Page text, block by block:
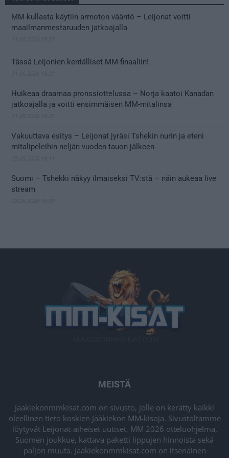
MM-kullasta käytiin armoton vääntö – Leijonat voitti
maailmanmestaruuden jatkoajalla
Tässä Leijonien kentälliset MM-finaaliin!
Huikeaa draamaa pronssiottelussa – Norja kaatoi Kanadan
jatkoajalla ja voitti ensimmäisen MM-mitalinsa
Vakuuttava esitys – Leijonat jyräsi Tshekin nurin ja eteni
mitalipeleihin neljän vuoden tauon jälkeen
Suomi – Tshekki näkyy ilmaiseksi TV:stä – näin aukeaa live
stream
MEISTÄ
Jaakiekonmmkisat.com on sivusto, jolle on kerätty kaikki
oleellinen tieto koskien Jääkiekon MM-kisoja. Sivustoltamme
löytyvät Leijonat-aiheiset uutiset, MM 2026 otteluohjelma,
Suomen joukkue, kattava paketti lippujen hinnoista sekä
paljon muuta. Jaakiekonmmkisat.com on itsenäinen